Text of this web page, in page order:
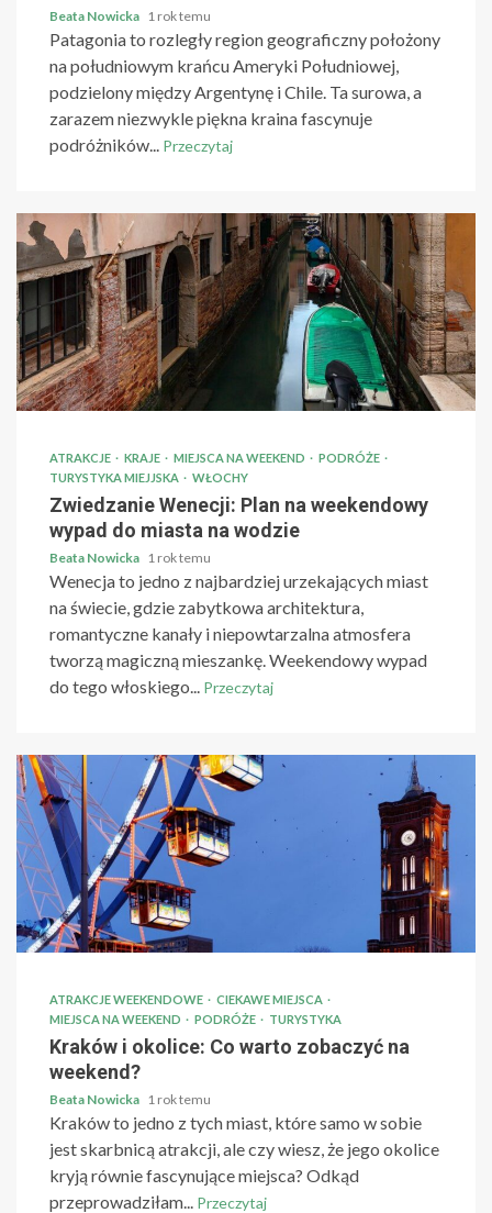
Beata Nowicka 1 rok temu
Patagonia to rozległy region geograficzny położony
na południowym krańcu Ameryki Południowej,
podzielony między Argentynę i Chile. Ta surowa, a
zarazem niezwykle piękna kraina fascynuje
podróżników...
Przeczytaj
ATRAKCJE KRAJE MIEJSCA NA WEEKEND
PODRÓŻE
TURYSTYKA MIEJJSKA
WŁOCHY
Zwiedzanie Wenecji: Plan na weekendowy
wypad do miasta na wodzie
Beata Nowicka 1 rok temu
Wenecja to jedno z najbardziej urzekających miast
na świecie, gdzie zabytkowa architektura,
romantyczne kanały i niepowtarzalna atmosfera
tworzą magiczną mieszankę. Weekendowy wypad
do tego włoskiego...
Przeczytaj
ATRAKCJE WEEKENDOWE
CIEKAWE MIEJSCA
MIEJSCA NA WEEKEND
PODRÓŻE TURYSTYKA
Kraków i okolice: Co warto zobaczyć na
weekend?
Beata Nowicka 1 rok temu
Kraków to jedno z tych miast, które samo w sobie
jest skarbnicą atrakcji, ale czy wiesz, że jego okolice
kryją równie fascynujące miejsca? Odkąd
przeprowadziłam...
Przeczytaj